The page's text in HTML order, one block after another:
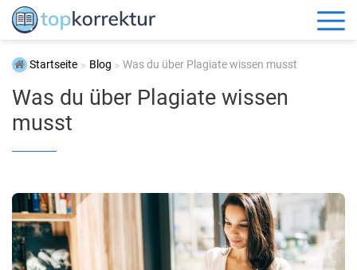
Startseite Blog Was du über Plagiate wissen musst
Was du über Plagiate wissen
musst